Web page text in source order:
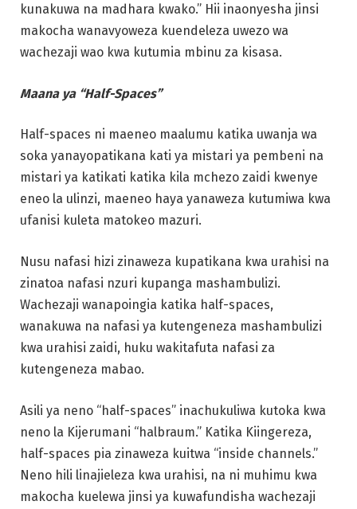
kunakuwa na madhara kwako.” Hii inaonyesha jinsi
makocha wanavyoweza kuendeleza uwezo wa
wachezaji wao kwa kutumia mbinu za kisasa.
Maana ya “Half-Spaces”
Half-spaces ni maeneo maalumu katika uwanja wa
soka yanayopatikana kati ya mistari ya pembeni na
mistari ya katikati katika kila mchezo zaidi kwenye
eneo la ulinzi, maeneo haya yanaweza kutumiwa kwa
ufanisi kuleta matokeo mazuri.
Nusu nafasi hizi zinaweza kupatikana kwa urahisi na
zinatoa nafasi nzuri kupanga mashambulizi.
Wachezaji wanapoingia katika half-spaces,
wanakuwa na nafasi ya kutengeneza mashambulizi
kwa urahisi zaidi, huku wakitafuta nafasi za
kutengeneza mabao.
Asili ya neno “half-spaces” inachukuliwa kutoka kwa
neno la Kijerumani “halbraum.” Katika Kiingereza,
half-spaces pia zinaweza kuitwa “inside channels.”
Neno hili linajieleza kwa urahisi, na ni muhimu kwa
makocha kuelewa jinsi ya kuwafundisha wachezaji